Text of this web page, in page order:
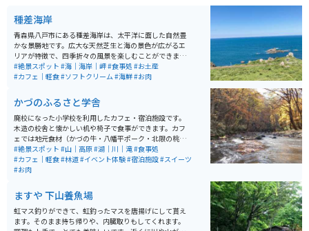
種差海岸
青森県八戸市にある種差海岸は、太平洋に面した自然豊
かな景勝地です。広大な天然芝生と海の景色が広がるエ
リアが特徴で、四季折々の風景を楽しむことができま
す。芝生エリアでは散策や休憩ができ、ペットと散歩を
楽しむ人やピクニックをする人の姿も見られます。開放
れています。 周辺には飲食施設も点在しており、ミチル
種差ではパスタなどの食事が楽しめます。また、近隣に
は海鮮料理を提供する飲食店やジェラートなどの軽食を
楽しめる場所もあり、観光の合間の休憩にも便利です。
宿泊施設もあるため、滞在型の観光にも対応していま
す。
#絶景スポット #海｜海岸｜岬#食事処 #お土産
#カフェ｜軽食#ソフトクリーム#海鮮#お肉
かづのふるさと学舎
廃校になった小学校を利用したカフェ・宿泊施設です。
木造の校舎と懐かしい机や椅子で食事ができます。カフ
ェでは地元食材（かづの牛・八幡平ポーク・北限の桃）
をメニューに取り入れています。施設は主だった道路沿
いにあり、アクセスしやすいです。施設のすぐ外から散
策道が整備されていて、林と滝を楽しめます。観光名所
#絶景スポット #山｜高原#湖｜川｜滝#食事処
#カフェ｜軽食#林道#イベント体験#宿泊施設#スイーツ
#お肉
ますや 下山養魚場
虹マス釣りができて、虹釣ったマスを唐揚げにして貰え
ます。そのまま持ち帰りや、内臓取りもしてくれます。